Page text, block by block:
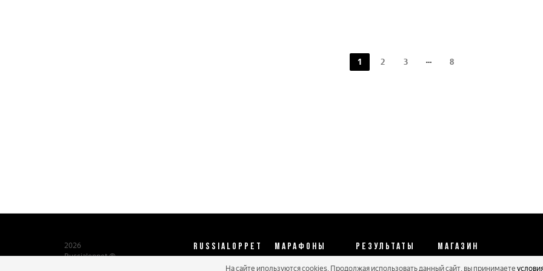
1 2 3 8
2026
Russialoppet ®
RUSSIALOPPET МАРАФОНЫ РЕЗУЛЬТАТЫ МАГАЗИН
Календарь 2026 Протоколы 2025 Реквизиты
На сайте ипользуются cookies. Продолжая использовать данный сайт, вы принимаете